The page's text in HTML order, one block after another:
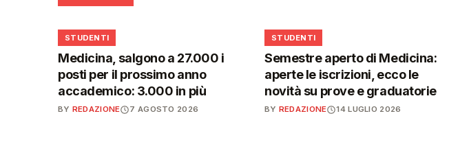
🎓
STUDENTI
Medicina, salgono a 27.000 i
posti per il prossimo anno
accademico: 3.000 in più
BY REDAZIONE 7 AGOSTO 2026
🎓
STUDENTI
Semestre aperto di Medicina:
aperte le iscrizioni, ecco le
novità su prove e graduatorie
BY REDAZIONE 14 LUGLIO 2026